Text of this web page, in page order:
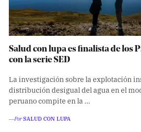
Salud con lupa es finalista de los
con la serie SED
La investigación sobre la explotación
distribución desigual del agua en el
peruano compite en la …
―PorSALUD CON LUPA